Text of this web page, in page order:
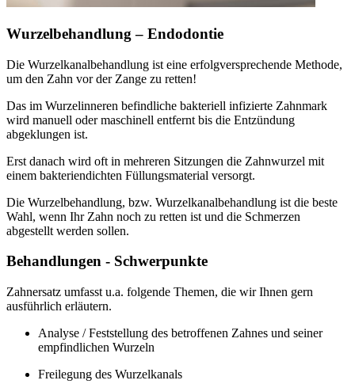
Wurzelbehandlung – Endodontie
Die Wurzelkanalbehandlung ist eine erfolgversprechende Methode,
um den Zahn vor der Zange zu retten!
Das im Wurzelinneren befindliche bakteriell infizierte Zahnmark
wird manuell oder maschinell entfernt bis die Entzündung
abgeklungen ist.
Erst danach wird oft in mehreren Sitzungen die Zahnwurzel mit
einem bakteriendichten Füllungsmaterial versorgt.
Die Wurzelbehandlung, bzw. Wurzelkanalbehandlung ist die beste
Wahl, wenn Ihr Zahn noch zu retten ist und die Schmerzen
abgestellt werden sollen.
Behandlungen - Schwerpunkte
Zahnersatz umfasst u.a. folgende Themen, die wir Ihnen gern
ausführlich erläutern.
Analyse / Feststellung des betroffenen Zahnes und seiner
empfindlichen Wurzeln
Freilegung des Wurzelkanals